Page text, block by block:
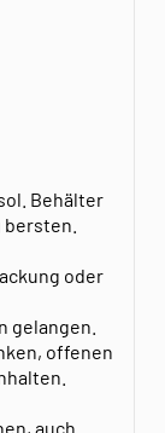
Behälter
oder
gelangen.
offenen
auch